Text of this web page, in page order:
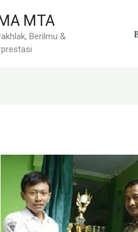
MTA
Berilmu &